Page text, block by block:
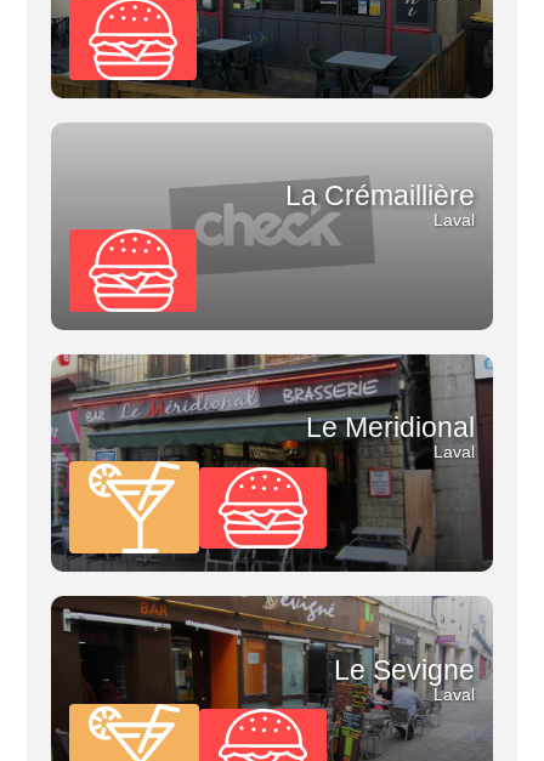
La Crémaillière
Laval
Le Meridional
Laval
Le Sevigne
Laval